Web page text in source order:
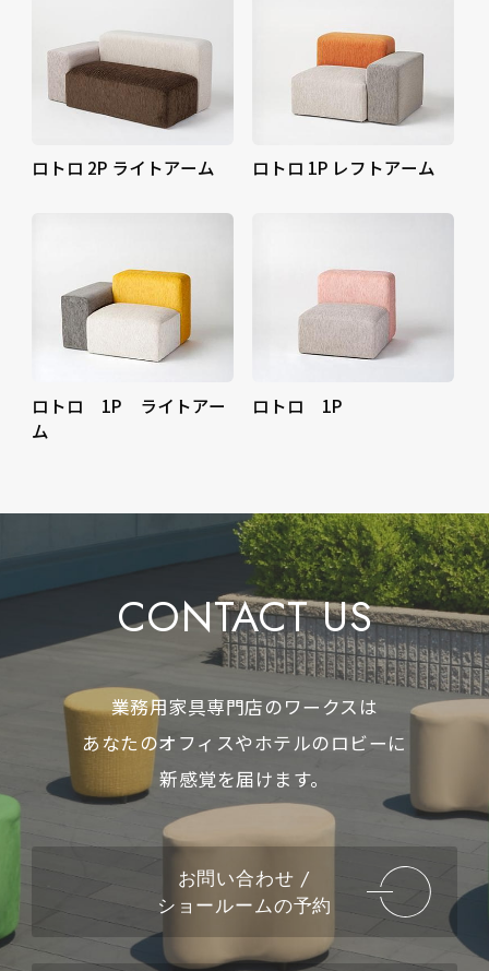
ロトロ 2P ライトアーム ロトロ 1P レフトアーム
ロトロ 1P ライトアー
ム
ロトロ 1P
CONTACT US
業務用家具専門店のワークスは
あなたのオフィスやホテルのロビーに
新感覚を届けます。
お問い合わせ /
ショールームの予約